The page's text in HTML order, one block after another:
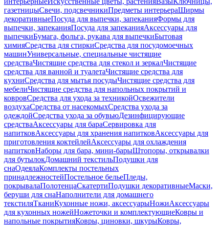
газетницыСвечи, подсвечникиПредметы интерьераШирмы
декоративныеПосуда для выпечки, запеканияФормы для
выпечки, запеканияПосуда для запеканияАксессуары для
выпечкиБумага, фольга, рукава для выпечкиБытовая
химияСредства для стиркиСредства для посудомоечных
машинУниверсальные, специальные чистящие
средстваЧистящие средства для стекол и зеркалЧистящие
средства для ванной и туалетаЧистящие средства для
кухниСредства для мытья посудыЧистящие средства для
мебелиЧистящие средства для напольных покрытий и
ковровСредства для ухода за техникойОсвежители
воздухаСредства от насекомыхСредства ухода за
одеждойСредства ухода за обувьюДезинфицирующие
средстваАксессуары для бараСервировка для
напитковАксессуары для хранения напитковАксессуары для
приготовления коктейлейАксессуары для охлаждения
напитковНаборы для бара, мини-барыШтопоры, открывалки
для бутылокДомашний текстильПодушки для
снаОдеялаКомплекты постельных
принадлежностейПостельное бельеПледы,
покрывалаПолотенцаСкатертиПодушки декоративныеМаски,
беруши для снаНаполнители для домашнего
текстиляТканиКухонные ножи, аксессуарыНожиАксессуары
для кухонных ножейНожеточки и комплектующиеКовры и
напольные покрытияКовры, циновки, шкурыКовры,